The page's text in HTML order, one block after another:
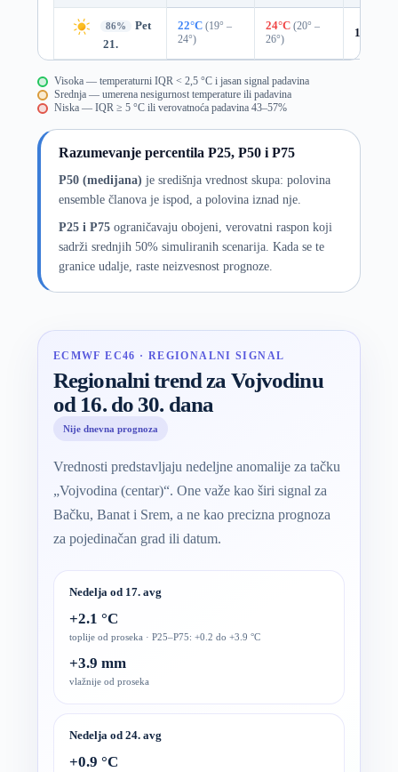
86%
Pet
21.
22°C (19° –
24°)
24°C (20° –
26°)
14%
Visoka — temperaturni IQR < 2,5 °C i jasan signal padavina
Srednja — umerena nesigurnost temperature ili padavina
Niska — IQR ≥ 5 °C ili verovatnoća padavina 43–57%
Razumevanje percentila P25, P50 i P75
P50 (medijana) je središnja vrednost skupa: polovina
ensemble članova je ispod, a polovina iznad nje.
P25 i P75ograničavaju obojeni, verovatni raspon koji
sadrži srednjih 50% simuliranih scenarija. Kada se te
granice udalje, raste neizvesnost prognoze.
ECMWF EC46 · REGIONALNI SIGNAL
Regionalni trend za Vojvodinu
od 16. do 30. dana
Nije dnevna prognoza
Vrednosti predstavljaju nedeljne anomalije za tačku
„Vojvodina (centar)“. One važe kao širi signal za
Bačku, Banat i Srem, a ne kao precizna prognoza
za pojedinačan grad ili datum.
Nedelja od 17. avg
+2.1 °C
toplije od proseka · P25–P75: +0.2 do +3.9 °C
+3.9 mm
vlažnije od proseka
Nedelja od 24. avg
+0.9 °C